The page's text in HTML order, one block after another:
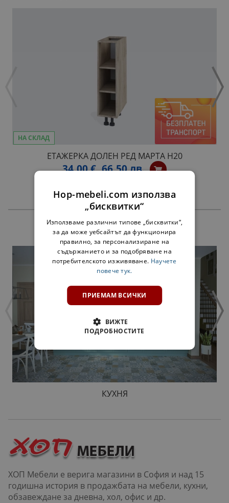
НА СКЛАД
ЕТАЖЕРКА ДОЛЕН РЕД МАРТА Н20
34,00 € 66,50 лв.
ПРОДУКТИ
КУХНЯ
ХОП Мебели е верига магазини в София и над 15
годишна история в продажбата на мебели, кухни,
обзавеждане за дневна, хол, офис и др.
Hop-mebeli.com използва
„бисквитки“
Използваме различни типове „бисквитки“,
за да може уебсайтът да функционира
правилно, за персонализиране на
съдържанието и за подобряване на
потребителското изживяване. Научете
повече тук.
ПРИЕМАМ ВСИЧКИ
ВИЖТЕ
ПОДРОБНОСТИТЕ